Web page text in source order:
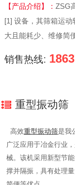
【产品介绍】： ZSG
[1] 设备，其筛箱运
大且能耗少、维修简
销售热线:
重型振动筛
高效重型振动筛是我
广泛应用于冶金行业
械。该机采用新型节
撑并隔振，具有处理